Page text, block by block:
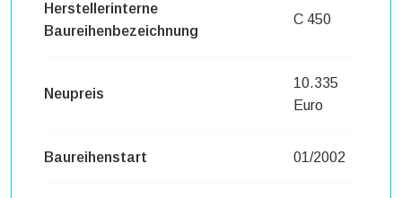
Herstellerinterne
Baureihenbezeichnung
C 450
Neupreis
10.335
Euro
Baureihenstart 01/2002